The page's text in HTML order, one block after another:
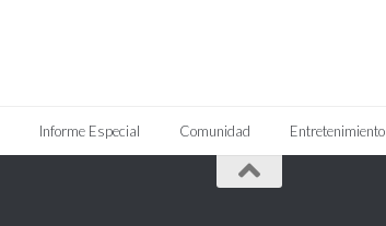
Informe Especial Comunidad Entretenimiento